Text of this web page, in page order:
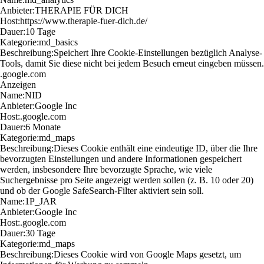
Anbieter:THERAPIE FÜR DICH
Host:https://www.therapie-fuer-dich.de/
Dauer:10 Tage
Kategorie:md_basics
Beschreibung:Speichert Ihre Cookie-Einstellungen bezüglich Analyse-
Tools, damit Sie diese nicht bei jedem Besuch erneut eingeben müssen.
.google.com
Anzeigen
Name:NID
Anbieter:Google Inc
Host:.google.com
Dauer:6 Monate
Kategorie:md_maps
Beschreibung:Dieses Cookie enthält eine eindeutige ID, über die Ihre
bevorzugten Einstellungen und andere Informationen gespeichert
werden, insbesondere Ihre bevorzugte Sprache, wie viele
Suchergebnisse pro Seite angezeigt werden sollen (z. B. 10 oder 20)
und ob der Google SafeSearch-Filter aktiviert sein soll.
Name:1P_JAR
Anbieter:Google Inc
Host:.google.com
Dauer:30 Tage
Kategorie:md_maps
Beschreibung:Dieses Cookie wird von Google Maps gesetzt, um